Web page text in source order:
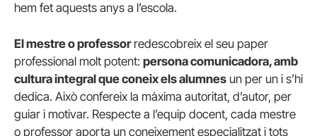
hem fet aquests anys a l’escola.
El mestre o professorredescobreix el seu paper
professional molt potent: persona comunicadora, amb
cultura integral que coneix els alumnes un per un i s’hi
dedica. Això confereix la màxima autoritat, d’autor, per
guiar i motivar. Respecte a l’equip docent, cada mestre
o professor aporta un coneixement especialitzat i tots